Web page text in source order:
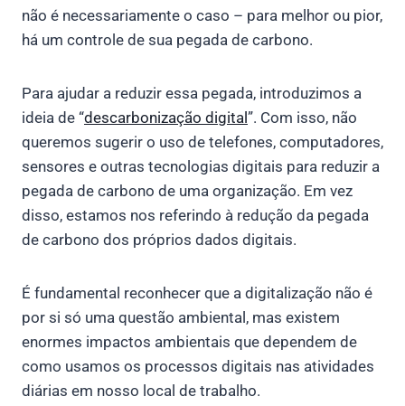
não é necessariamente o caso – para melhor ou pior,
há um controle de sua pegada de carbono.
Para ajudar a reduzir essa pegada, introduzimos a
ideia de “descarbonização digital”. Com isso, não
queremos sugerir o uso de telefones, computadores,
sensores e outras tecnologias digitais para reduzir a
pegada de carbono de uma organização. Em vez
disso, estamos nos referindo à redução da pegada
de carbono dos próprios dados digitais.
É fundamental reconhecer que a digitalização não é
por si só uma questão ambiental, mas existem
enormes impactos ambientais que dependem de
como usamos os processos digitais nas atividades
diárias em nosso local de trabalho.